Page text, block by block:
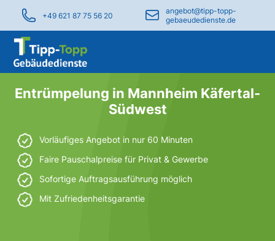
+49 621 87 75 56 20
angebot@tipp-topp-
gebaeudedienste.de
Entrümpelung in Mannheim Käfertal-
Südwest
Vorläufiges Angebot in nur 60 Minuten
Faire Pauschalpreise für Privat & Gewerbe
Sofortige Auftragsausführung möglich
Mit Zufriedenheitsgarantie